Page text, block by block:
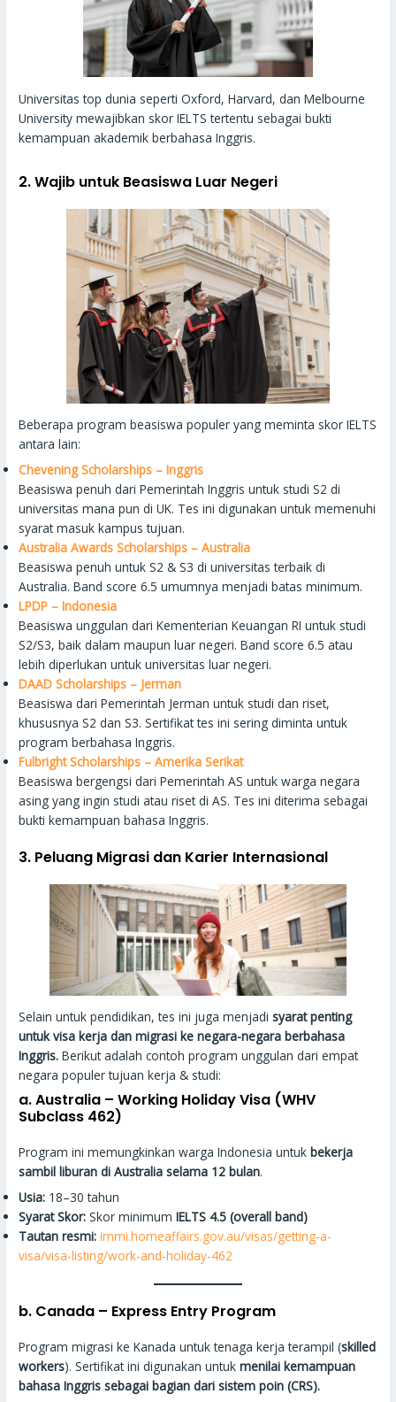
Universitas top dunia seperti Oxford, Harvard, dan Melbourne
University mewajibkan skor IELTS tertentu sebagai bukti
kemampuan akademik berbahasa Inggris.
2.Wajib untuk Beasiswa Luar Negeri
Beberapa program beasiswa populer yang meminta skor IELTS
antara lain:
Chevening Scholarships – Inggris
Beasiswa penuh dari Pemerintah Inggris untuk studi S2 di
universitas mana pun di UK. Tes ini digunakan untuk memenuhi
syarat masuk kampus tujuan.
Australia Awards Scholarships – Australia
Beasiswa penuh untuk S2 & S3 di universitas terbaik di
Australia. Band score 6.5 umumnya menjadi batas minimum.
LPDP – Indonesia
Beasiswa unggulan dari Kementerian Keuangan RI untuk studi
S2/S3, baik dalam maupun luar negeri. Band score 6.5 atau
lebih diperlukan untuk universitas luar negeri.
DAAD Scholarships – Jerman
Beasiswa dari Pemerintah Jerman untuk studi dan riset,
khususnya S2 dan S3. Sertifikat tes ini sering diminta untuk
program berbahasa Inggris.
Fulbright Scholarships – Amerika Serikat
Beasiswa bergengsi dari Pemerintah AS untuk warga negara
asing yang ingin studi atau riset di AS. Tes ini diterima sebagai
bukti kemampuan bahasa Inggris.
3. Peluang Migrasi dan Karier Internasional
Selain untuk pendidikan, tes ini juga menjadisyarat penting
untuk visa kerja dan migrasi ke negara-negara berbahasa
Inggris. Berikut adalah contoh program unggulan dari empat
negara populer tujuan kerja & studi:
a.Australia – Working Holiday Visa (WHV
Subclass 462)
Program ini memungkinkan warga Indonesia untukbekerja
sambil liburan di Australia selama 12 bulan.
Usia: 18–30 tahun
Syarat Skor: Skor minimumIELTS 4.5 (overall band)
Tautan resmi: immi.homeaffairs.gov.au/visas/getting-a-
visa/visa-listing/work-and-holiday-462
b. Canada – Express Entry Program
Program migrasi ke Kanada untuk tenaga kerja terampil (skilled
workers). Sertifikat ini digunakan untukmenilai kemampuan
bahasa Inggris sebagai bagian dari sistem poin (CRS).